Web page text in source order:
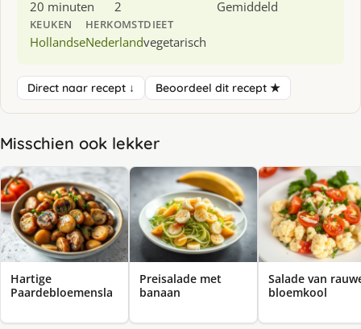
20 minuten 2 Gemiddeld
KEUKEN
Hollandse
HERKOMST
Nederland
DIEET
vegetarisch
Direct naar recept ↓ Beoordeel dit recept ★
Misschien ook lekker
Hartige
Paardebloemensla
Preisalade met
banaan
Salade van
bloemkool